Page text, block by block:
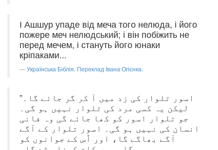
І Ашшур упаде від меча того нелюда, і його
пожере меч нелюдський; і він побіжить не
перед мечем, і стануть його юнаки
кріпаками...
Українська Біблія. Переклад Івана Огієнка.
”اسور تلوار کی زد میں آ کر گر جائے گا۔
لیکن یہ کسی مرد کی تلوار نہیں ہو گی۔
جو تلوار اسور کو کھا جائے گی وہ فانی
انسان کی نہیں ہو گی۔ اسور تلوار کے آگے
آگے بھاگے گا، اور اُس کے جوانوں کو